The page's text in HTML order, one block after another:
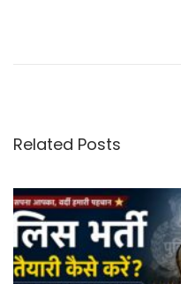
इ
म
चि
न
से
Related Posts